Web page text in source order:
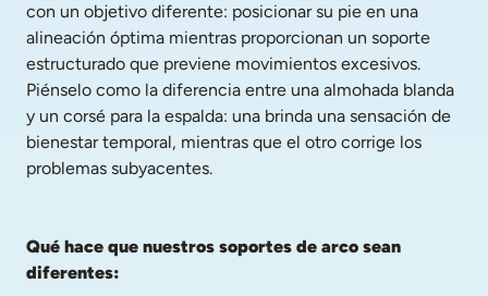
con un objetivo diferente: posicionar su pie en una
alineación óptima mientras proporcionan un soporte
estructurado que previene movimientos excesivos.
Piénselo como la diferencia entre una almohada blanda
y un corsé para la espalda: una brinda una sensación de
bienestar temporal, mientras que el otro corrige los
problemas subyacentes.
Qué hace que nuestros soportes de arco sean
diferentes: